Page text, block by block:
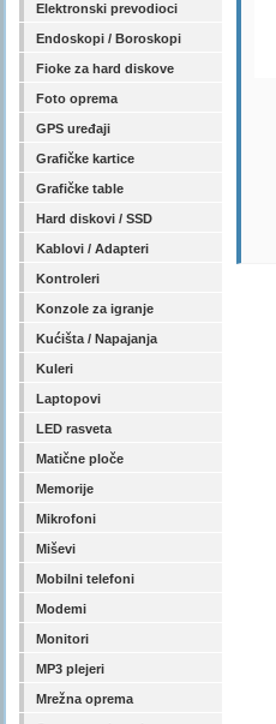
Elektronski prevodioci
Endoskopi / Boroskopi
Fioke za hard diskove
Foto oprema
GPS uređaji
Grafičke kartice
Grafičke table
Hard diskovi / SSD
Kablovi / Adapteri
Kontroleri
Konzole za igranje
Kućišta / Napajanja
Kuleri
Laptopovi
LED rasveta
Matične ploče
Memorije
Mikrofoni
Miševi
Mobilni telefoni
Modemi
Monitori
MP3 plejeri
Mrežna oprema